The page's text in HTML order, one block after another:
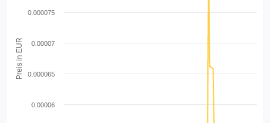
Preis in EUR
0.00006
0.000065
0.00007
0.000075